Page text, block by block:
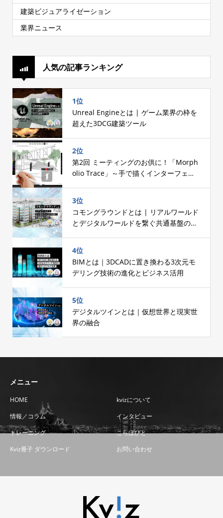
建築ビジュアライゼーション
業界ニュース
人気の記事ランキング
1位
Unreal Engineとは | ゲーム業界の枠を
超えた3DCG建築ツール
2位
第2回 ミーティングのお供に！「Morph
olio Trace」～手で描くインターフェー
3位
コモングラウンドとは | リアルワールド
とデジタルワールドを繋ぐ共通基盤の設
4位
BIMとは｜3DCADに置き換わる3次元モ
デリング技術の進化とビジネス活用
5位
デジタルツインとは｜仮想世界と現実世
界の融合
メニュー
HOME
kvizについて
情報／コラム
インタビュー
トレーニング
こらぼびと
Kviz冊子 ダウンロード
お問い合わせ